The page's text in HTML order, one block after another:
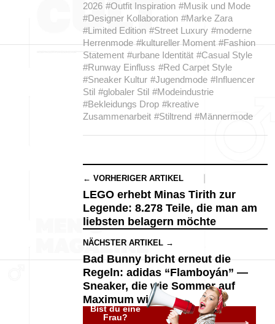
2026 #Outfit Inspiration #Musik und Mode
#Designer Kollaboration #Marke Zara
#Limited Edition #Street Luxury #moderne
Herrenmode #kultureller Moment #Fashion
Statement #urbane Identität #Casual Style
#Runway Einfluss #Red Carpet Style
#Sneaker Kultur #Jugendmode #Influencer
Stil #globaler Stil #Modeindustrie
#Bekleidungs Drop #kreative
Zusammenarbeit #Stiltrend #Männermode
← VORHERIGER ARTIKEL
LEGO erhebt Minas Tirith zur
Legende: 8.278 Teile, die man am
liebsten belagern möchte
NÄCHSTER ARTIKEL →
Bad Bunny bricht erneut die
Regeln: adidas “Flamboyán” —
Sneaker, die wie Sommer auf
Maximum wirken
Bist du eine
Frau?